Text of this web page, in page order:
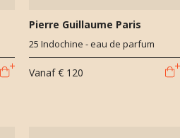
Pierre Guillaume Paris
25 Indochine - eau de parfum
Vanaf € 120